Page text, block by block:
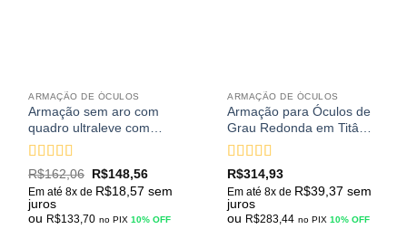
ARMAÇÃO DE ÓCULOS
Armação sem aro com
quadro ultraleve com
hastes em diversas cores
Avaliação 5
de 5
R$162,06 R$148,56
Em até 8x de R$18,57 sem
juros
ou R$133,70 no PIX10% OFF
ARMAÇÃO DE ÓCULOS
Armação para Óculos de
Grau Redonda em Titânio
Com Lentes em
Policarbonato Hastes
Flexíveis Apoio do Nariz
em Silicone
Avaliação
de 5
R$314,93
Em até 8x de R$39,37 sem
juros
ou R$283,44 no PIX10% OFF